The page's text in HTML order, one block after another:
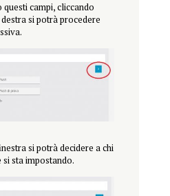
campi, cliccando
si potrà procedere
si potrà decidere a chi
sta impostando.